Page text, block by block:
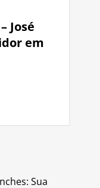
José
em
Sua